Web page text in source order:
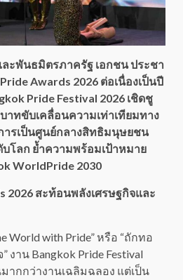
ะพันธมิตรภาครัฐ เอกชน ประชา
Awards 2026 ต่อเนื่องเป็นปี
Pride Festival 2026 เชิดชู
ทขับเคลื่อนความเท่าเทียมทาง
ารเป็นศูนย์กลางสิทธิมนุษยชน
บโลก ย้ำความพร้อมเป้าหมาย
WorldPride 2030
2026 สะท้อนพลังเศรษฐกิจและ
World with Pride” หรือ “ถักทอ
าน Bangkok Pride Festival
ากกว่างานเฉลิมฉลอง แต่เป็น